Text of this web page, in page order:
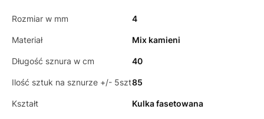
Rozmiar w mm 4
Materiał Mix kamieni
Długość sznura w cm 40
Ilość sztuk na sznurze +/- 5szt85
Kształt Kulka fasetowana